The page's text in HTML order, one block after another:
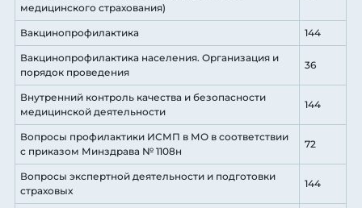
медицинского страхования)
Вакцинопрофилактика 144
Вакцинопрофилактика населения. Организация и
порядок проведения
36
Внутренний контроль качества и безопасности
медицинской деятельности
144
Вопросы профилактики ИСМП в МО в соответствии
с приказом Минздрава № 1108н
72
Вопросы экспертной деятельности и подготовки
страховых
144